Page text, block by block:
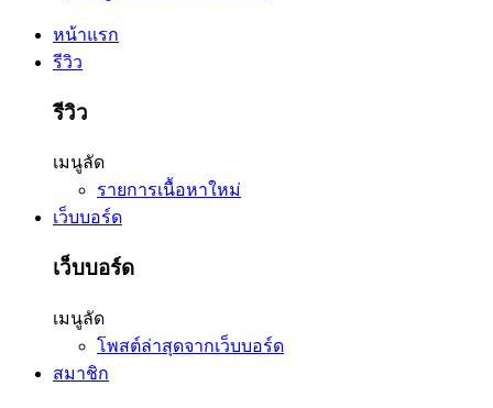
หน้าแรก
รีวิว
รีวิว
เมนูลัด
รายการเนื้อหาใหม่
เว็บบอร์ด
เว็บบอร์ด
เมนูลัด
โพสต์ล่าสุดจากเว็บบอร์ด
สมาชิก